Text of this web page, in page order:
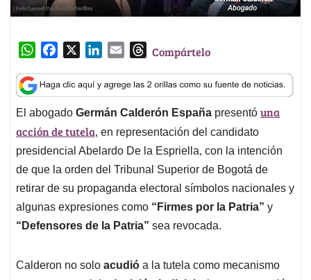
W
a
t
s
A
p
p
c
e
b
o
o
k
n
k
e
d
I
n
a
i
l
T
r
e
a
d
s
Compártelo
El abogado Germán Calderón España presentó una
acción de tutela, en representación del candidato
presidencial Abelardo De la Espriella, con la intención
de que la orden del Tribunal Superior de Bogotá de
retirar de su propaganda electoral símbolos nacionales y
algunas expresiones como “Firmes por la Patria” y
“Defensores de la Patria” sea revocada.
Calderon no solo acudió a la tutela como mecanismo